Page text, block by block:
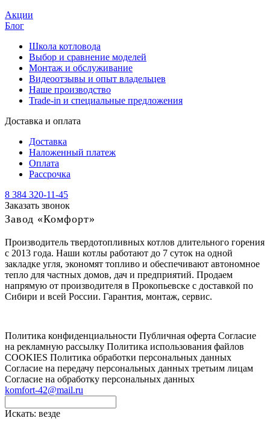
Акции
Блог
Школа котловода
Выбор и сравнение моделей
Монтаж и обслуживание
Видеоотзывы и опыт владельцев
Наше производство
Trade-in и специальные предложения
Доставка и оплата
Доставка
Наложенный платеж
Оплата
Рассрочка
8 384 320-11-45
Заказать звонок
Завод «Комфорт»
Производитель твердотопливных котлов длительного горения
с 2013 года. Наши котлы работают до 7 суток на одной
закладке угля, экономят топливо и обеспечивают автономное
тепло для частных домов, дач и предприятий. Продаем
напрямую от производителя в Прокопьевске с доставкой по
Сибири и всей России. Гарантия, монтаж, сервис.
Политика конфиденциальности Публичная оферта Согласие
на рекламную рассылку Политика использования файлов
COOKIES Политика обработки персональных данных
Согласие на передачу персональных данных третьим лицам
Согласие на обработку персональных данных
komfort-42@mail.ru
Искать: везде